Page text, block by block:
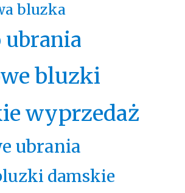
bluzka
ubrania
bluzki
wyprzedaż
ubrania
damskie